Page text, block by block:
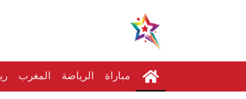
مباراة الرياضة المغرب